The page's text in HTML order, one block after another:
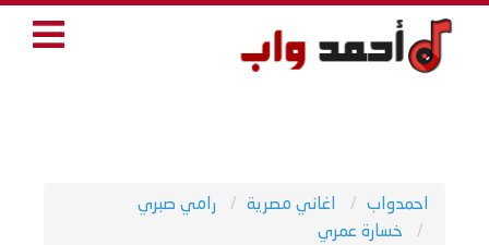
احمدواب اغاني مصرية
رامي صبري
خسارة عمري